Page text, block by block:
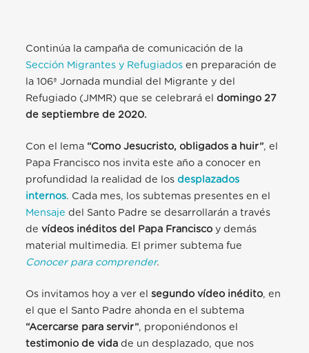
Continúa la campaña de comunicación de la
Sección Migrantes y Refugiados en preparación de
la 106ª Jornada mundial del Migrante y del
Refugiado (JMMR) que secelebrará eldomingo 27
de septiembre de 2020.
Con el lema “Como Jesucristo, obligados a huir”, el
Papa Francisco nos invita esteaño a conocer en
profundidad la realidad de losdesplazados
internos. Cada mes, lossubtemas presentes en el
Mensaje del Santo Padre se desarrollarán a través
devídeos inéditos del Papa Franciscoy demás
material multimedia. El primer subtemafue
Conocer para comprender.
Os invitamos hoy a ver elsegundo vídeo inédito, en
el que el Santo Padre ahonda enel subtema
“Acercarse para servir”, proponiéndonos el
testimonio de vida de un desplazado, que nos